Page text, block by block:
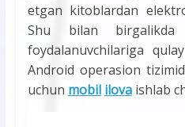
etgan kitoblardan
Shu bilan birgalikda
foydalanuvchilariga
Android operasion
uchun mobil ilovaishlab